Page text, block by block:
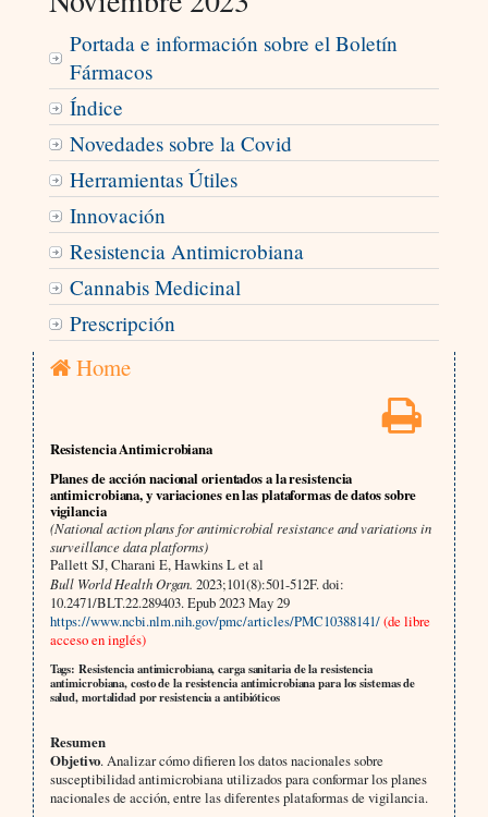
Portada e información sobre el Boletín
Fármacos
Índice
Novedades sobre la Covid
Herramientas Útiles
Innovación
Resistencia Antimicrobiana
Cannabis Medicinal
Prescripción
Home
Resistencia Antimicrobiana
Planes de acción nacional orientados a la resistencia
antimicrobiana, y variaciones en las plataformas de datos sobre
vigilancia
(National action plans for antimicrobial resistance and variations in
surveillance data platforms)
Pallett SJ, Charani E, Hawkins L et al
Bull World Health Organ. 2023;101(8):501-512F. doi:
10.2471/BLT.22.289403. Epub 2023 May 29
https://www.ncbi.nlm.nih.gov/pmc/articles/PMC10388141/(de libre
acceso en inglés)
Tags: Resistencia antimicrobiana, carga sanitaria de la resistencia
antimicrobiana, costo de la resistencia antimicrobiana para los sistemas de
salud, mortalidad por resistencia a antibióticos
Resumen
Objetivo. Analizar cómo difieren los datos nacionales sobre
susceptibilidad antimicrobiana utilizados para conformar los planes
nacionales de acción, entre las diferentes plataformas de vigilancia.